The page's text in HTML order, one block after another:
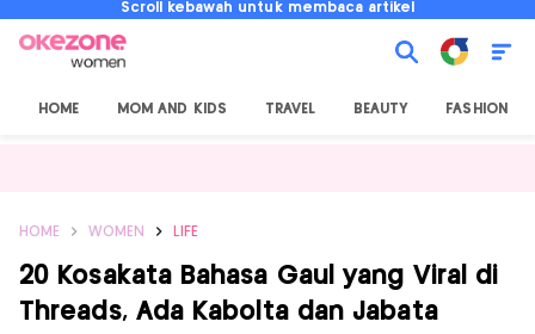
Scroll kebawah untuk membaca artikel
HOME MOM AND KIDS TRAVEL BEAUTY FASHION
HOME WOMEN LIFE
20 Kosakata Bahasa Gaul yang Viral di
Threads, Ada Kabolta dan Jabata